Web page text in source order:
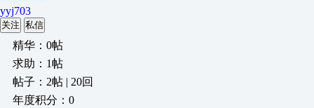
yyj703
关注 私信
精华：0帖
求助：1帖
帖子：2帖 | 20回
年度积分：0